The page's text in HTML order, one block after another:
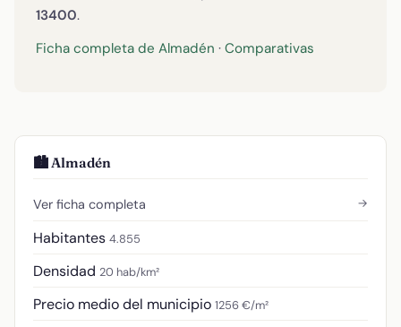
13400.
Ficha completa de Almadén · Comparativas
🏙️ Almadén
Ver ficha completa →
Habitantes 4.855
Densidad 20 hab/km²
Precio medio del municipio 1256 €/m²